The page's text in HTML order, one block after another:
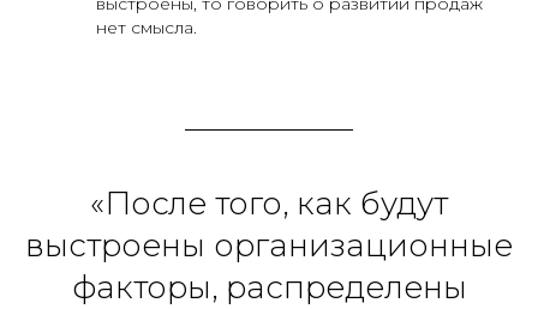
нет смысла.
«После того, как будут
выстроены организационные
факторы, распределены